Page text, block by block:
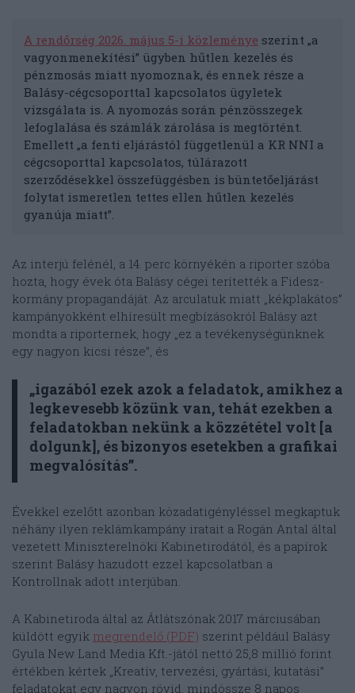
A rendőrség 2026. május 5-i közleménye szerint „a
vagyonmenekítési” ügyben hűtlen kezelés és
pénzmosás miatt nyomoznak, és ennek része a
Balásy-cégcsoporttal kapcsolatos ügyletek
vizsgálata is. A nyomozás során pénzösszegek
lefoglalása és számlák zárolása is megtörtént.
Emellett „a fenti eljárástól függetlenül a KR NNI a
cégcsoporttal kapcsolatos, túlárazott
szerződésekkel összefüggésben is büntetőeljárást
folytat ismeretlen tettes ellen hűtlen kezelés
gyanúja miatt”.
Az interjú felénél, a 14. perc környékén a riporter szóba
hozta, hogy évek óta Balásy cégei terítették a Fidesz-
kormány propagandáját. Az arculatuk miatt „kékplakátos”
kampányokként elhíresült megbízásokról Balásy azt
mondta a riporternek, hogy „ez a tevékenységünknek
egy nagyon kicsi része”, és
„igazából ezek azok a feladatok, amikhez a
legkevesebb közünk van, tehát ezekben a
feladatokban nekünk a közzététel volt [a
dolgunk], és bizonyos esetekben a grafikai
megvalósítás”.
Évekkel ezelőtt azonban közadatigényléssel megkaptuk
néhány ilyen reklámkampány iratait a Rogán Antal által
vezetett Miniszterelnöki Kabinetirodától, és a papírok
szerint Balásy hazudott ezzel kapcsolatban a
Kontrollnak adott interjúban.
A Kabinetiroda által az Átlátszónak 2017 márciusában
küldött egyik megrendelő (PDF) szerint például Balásy
Gyula New Land Media Kft.-jától nettó 25,8 millió forint
értékben kértek „Kreatív, tervezési, gyártási, kutatási”
feladatokat egy nagyon rövid, mindössze 8 napos